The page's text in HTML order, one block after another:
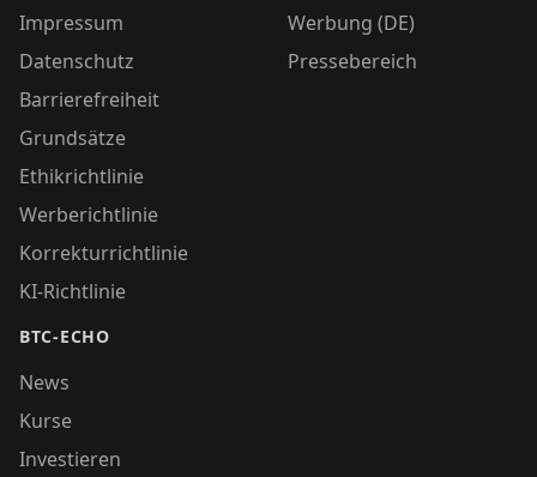
Impressum
Datenschutz
Barrierefreiheit
Grundsätze
Ethikrichtlinie
Werberichtlinie
Korrekturrichtlinie
KI-Richtlinie
BTC-ECHO
News
Kurse
Investieren
Werbung (DE)
Pressebereich